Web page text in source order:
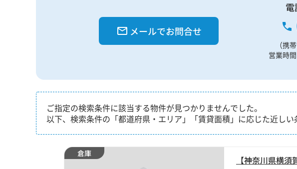
メールでお問合せ
（携
営業時
ご指定の検索条件に該当する物件が見つかりませんでした。
以下、検索条件の「都道府県・エリア」「賃貸面積」に応じた近しい
倉庫